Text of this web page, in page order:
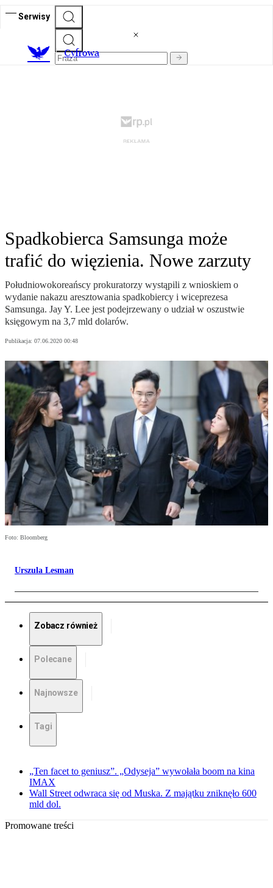
Serwisy
Cyfrowa
Spadkobierca Samsunga może
trafić do więzienia. Nowe zarzuty
Południowokoreańscy prokuratorzy wystąpili z wnioskiem o
wydanie nakazu aresztowania spadkobiercy i wiceprezesa
Samsunga. Jay Y. Lee jest podejrzewany o udział w oszustwie
księgowym na 3,7 mld dolarów.
Publikacja: 07.06.2020 00:48
Foto: Bloomberg
Urszula Lesman
Zobacz również
Polecane
Najnowsze
Tagi
„Ten facet to geniusz”. „Odyseja” wywołała boom na kina
IMAX
Wall Street odwraca się od Muska. Z majątku zniknęło 600
mld dol.
Promowane treści